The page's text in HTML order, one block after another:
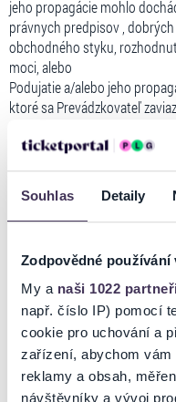
Souhlas Detaily
Zodpovědné používání
My a naši 1022 partneři
např. číslo IP) pomocí
cookie pro uchování a
zařízení, abychom vám
reklamy a obsah,
návštěvníky a vývoj
jeho propagácie mohlo
právnych predpisov ,
obchodného styku,
moci, alebo
Podujatie a/alebo jeho
ktoré sa Prevádzkovateľ
práv a oprávnených
Prevádzkovateľa a s ním
štatutárnych zástupcov a
Podujatie a/alebo jeho
práv alebo právom
Podujatie a/alebo jeho
povesť alebo meno
prepojených osôb, alebo
Podujatie a/alebo jeho
informácie tretích osôb,
a priamo nesúvisí s
Podujatie a/alebo jeho